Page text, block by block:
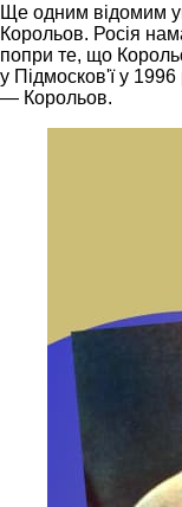
Ще одним відомим
Корольов. Росія
попри те, що
у Підмосков'ї у 1996
— Корольов.